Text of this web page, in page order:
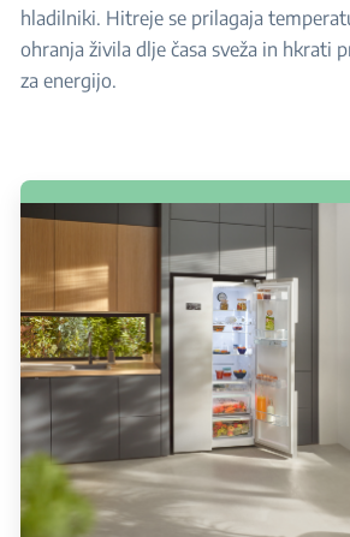
hladilniki. Hitreje se prilagaja
ohranja živila dlje časa sveža in hkrati
za energijo.